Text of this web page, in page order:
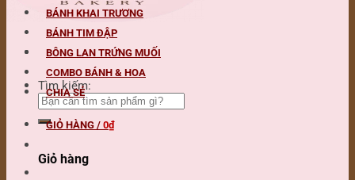
Tìm kiếm:
BÁNH KHAI TRƯƠNG
BÁNH TIM ĐẬP
BÔNG LAN TRỨNG MUỐI
COMBO BÁNH & HOA
CHIA SẺ
GIỎ HÀNG / 0₫
Giỏ hàng